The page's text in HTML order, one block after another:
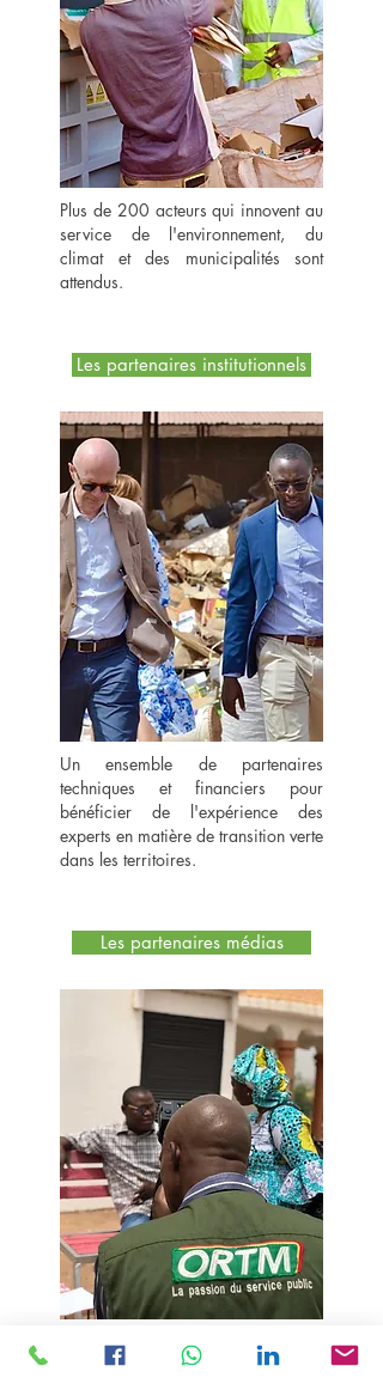
Plus de 200 acteurs qui innovent au
service de l'environnement, du
climat et des municipalités sont
attendus.
Les partenaires institutionnels
Un ensemble de partenaires
techniques et financiers pour
bénéficier de l'expérience des
experts en matière de transition verte
dans les territoires.
Les partenaires médias
Des professionnels de médias
mobilisés pour une grande